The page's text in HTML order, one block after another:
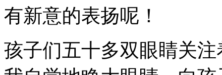
有新意的表扬呢！
孩子们五十多双眼睛关